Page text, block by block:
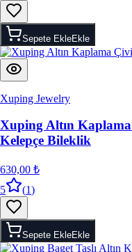
Sepete EkleEkle
Xuping Jewelry
Xuping Altın
Kelepçe Bileklik
630,00 ₺
5
(1)
Sepete EkleEkle